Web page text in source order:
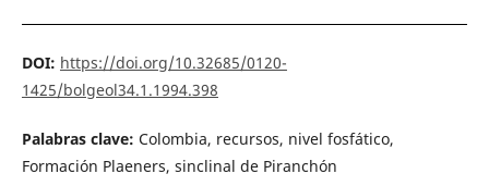
DOI: https://doi.org/10.32685/0120-
1425/bolgeol34.1.1994.398
Palabras clave: Colombia, recursos, nivel fosfático,
Formación Plaeners, sinclinal de Piranchón